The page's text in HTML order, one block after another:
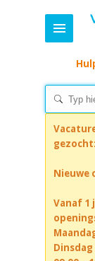
gezocht:
Nieuwe
Vanaf 1